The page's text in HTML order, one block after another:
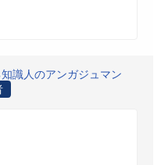
識人のアンガジュマン